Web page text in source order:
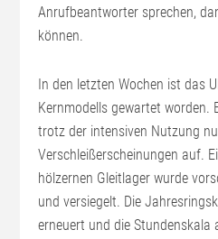
Anrufbeantworter sprechen,
können.
In den letzten Wochen ist das
Kernmodells gewartet worden.
trotz der intensiven Nutzung
Verschleißerscheinungen auf.
hölzernen Gleitlager wurde
und versiegelt. Die
erneuert und die Stundenskala